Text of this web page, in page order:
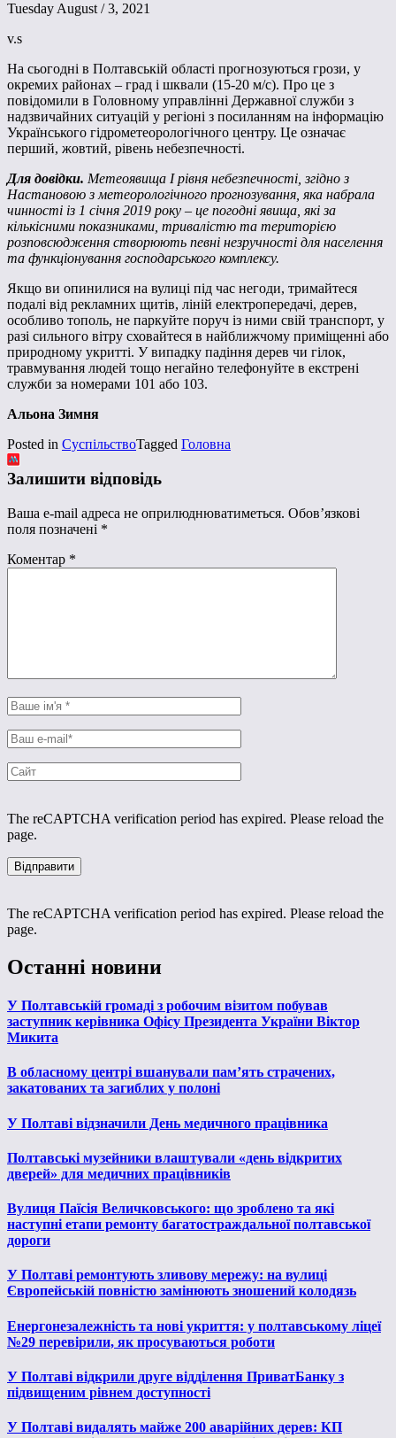
Tuesday August / 3, 2021
v.s
На сьогодні в Полтавській області прогнозуються грози, у
окремих районах – град і шквали (15-20 м/с). Про це з
повідомили в Головному управлінні Державної служби з
надзвичайних ситуацій у регіоні з посиланням на інформацію
Українського гідрометеорологічного центру. Це означає
перший, жовтий, рівень небезпечності.
Для довідки. Метеоявища І рівня небезпечності, згідно з
Настановою з метеорологічного прогнозування, яка набрала
чинності із 1 січня 2019 року – це погодні явища, які за
кількісними показниками, тривалістю та територією
розповсюдження створюють певні незручності для населення
та функціонування господарського комплексу.
Якщо ви опинилися на вулиці під час негоди, тримайтеся
подалі від рекламних щитів, ліній електропередачі, дерев,
особливо тополь, не паркуйте поруч із ними свій транспорт, у
разі сильного вітру сховайтеся в найближчому приміщенні або
природному укритті. У випадку падіння дерев чи гілок,
травмування людей тощо негайно телефонуйте в екстрені
служби за номерами 101 або 103.
Альона Зимня
Posted in СуспільствоTagged Головна
Залишити відповідь
Ваша e-mail адреса не оприлюднюватиметься. Обов’язкові
поля позначені *
Коментар *
The reCAPTCHA verification period has expired. Please reload the
page.
The reCAPTCHA verification period has expired. Please reload the
page.
Останні новини
У Полтавській громаді з робочим візитом побував
заступник керівника Офісу Президента України Віктор
Микита
В обласному центрі вшанували пам’ять страчених,
закатованих та загиблих у полоні
У Полтаві відзначили День медичного працівника
Полтавські музейники влаштували «день відкритих
дверей» для медичних працівників
Вулиця Паїсія Величковського: що зроблено та які
наступні етапи ремонту багатостраждальної полтавської
дороги
У Полтаві ремонтують зливову мережу: на вулиці
Європейській повністю замінюють зношений колодязь
Енергонезалежність та нові укриття: у полтавському ліцеї
№29 перевірили, як просуваються роботи
У Полтаві відкрили друге відділення ПриватБанку з
підвищеним рівнем доступності
У Полтаві видалять майже 200 аварійних дерев: КП